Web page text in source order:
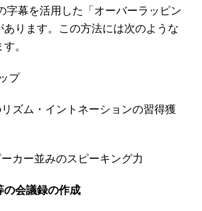
字幕を活用した「オーバーラッピン
ります。この方法には次のような
。
プ
ズム・イントネーションの習得獲
カー並みのスピーキング力
の会議録の作成